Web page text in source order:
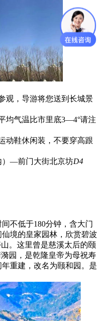
观，导游将您送到长城景
均气温比市里底3—4°请注
动鞋休闲装，不要穿高跟
）—前门大街北京坊D4
间不低于180分钟，含大门
境的皇家园林，欣赏碧波
。这里曾是慈溪太后的颐
园，是乾隆皇帝为母祝寿
重建，改名为颐和园。是